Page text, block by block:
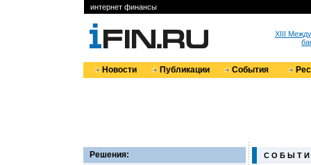
интернет финансы
XIII
Новости Публикации События
Решения:
С О Б Ы Т И